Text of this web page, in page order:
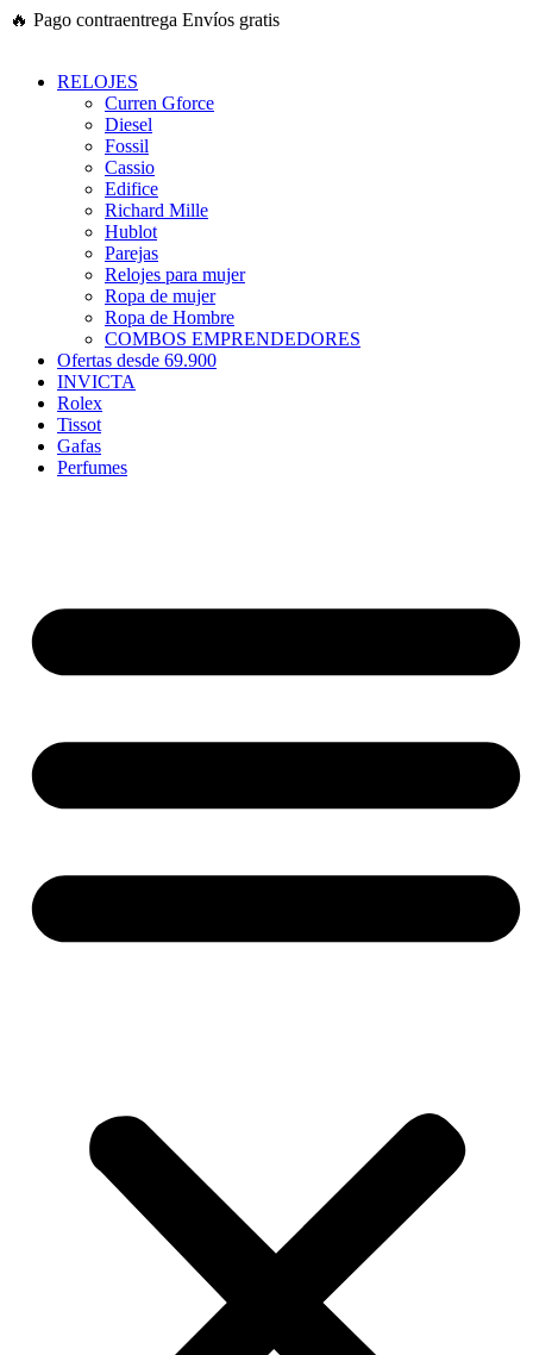
Ir
🔥 Pago contraentrega Envíos gratis
RELOJES
Curren Gforce
Diesel
Fossil
Cassio
Edifice
Richard Mille
Hublot
Parejas
Relojes para mujer
Ropa de mujer
Ropa de Hombre
COMBOS EMPRENDEDORES
Ofertas desde 69.900
INVICTA
Rolex
Tissot
Gafas
Perfumes